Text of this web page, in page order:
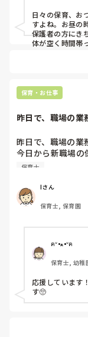
日々の保育、お
すよね。お昼の
保護者の方にき
体が空く時間帯
保育・お仕事
昨日で、職場の
昨日で、職場の業
今日から新職場の
3年間ってあっと
保育士
Iさん
保育士, 保育園
ฅᐡ•ﻌ•ᐡฅ
保育士, 幼稚
応援しています
す🥺